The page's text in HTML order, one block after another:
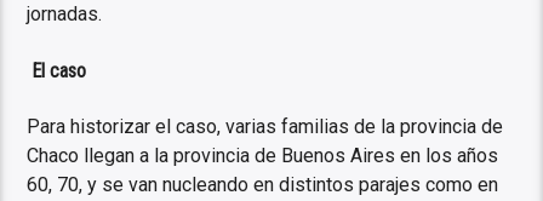
jornadas.
El caso
Para historizar el caso, varias familias de la provincia de
Chaco llegan a la provincia de Buenos Aires en los años
60, 70, y se van nucleando en distintos parajes como en